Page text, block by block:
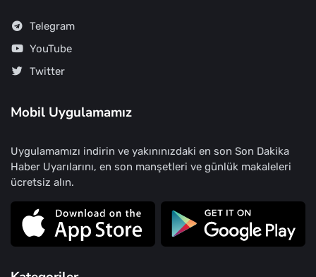
Telegram
YouTube
Twitter
Mobil Uygulamamız
Uygulamamızı indirin ve yakınınızdaki en son Son Dakika
Haber Uyarılarını, en son manşetleri ve günlük makaleleri
ücretsiz alın.